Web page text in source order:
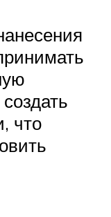
что